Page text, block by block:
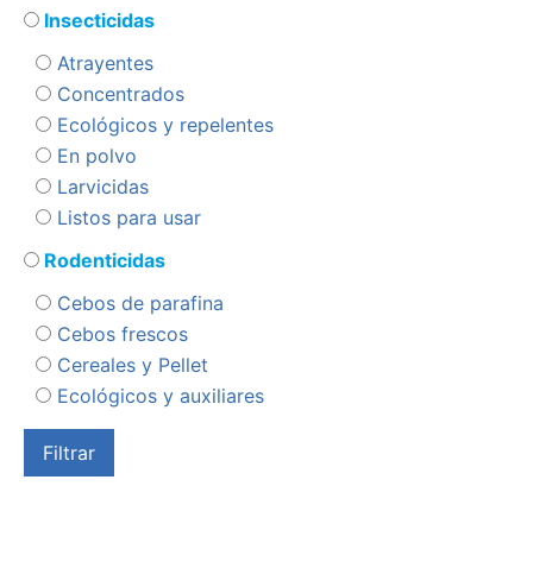
Insecticidas
Atrayentes
Concentrados
Ecológicos y repelentes
En polvo
Larvicidas
Listos para usar
Rodenticidas
Cebos de parafina
Cebos frescos
Cereales y Pellet
Ecológicos y auxiliares